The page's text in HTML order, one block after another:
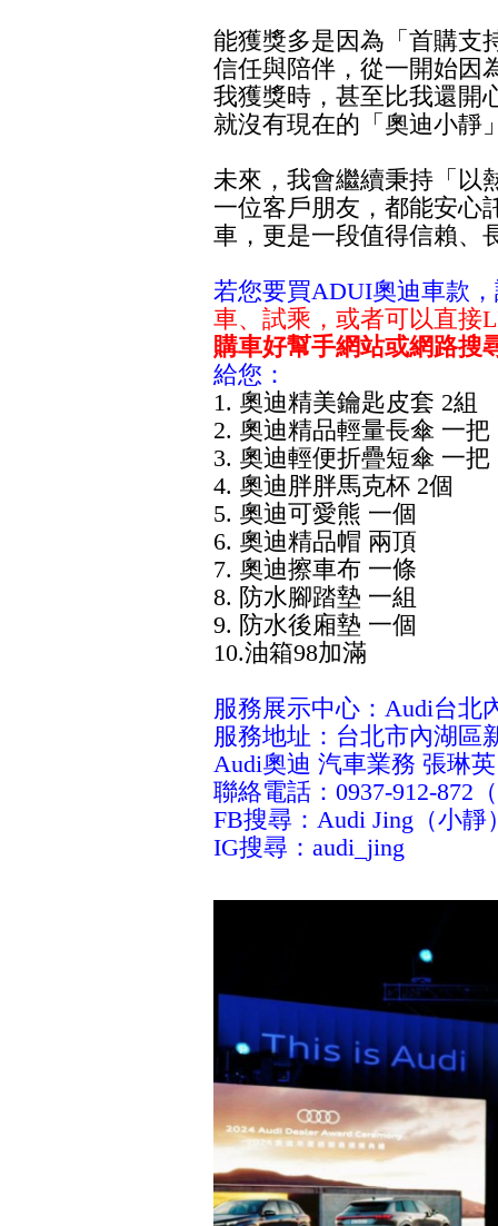
能獲獎多是因為「首購支
信任與陪伴，從一開始因
我獲獎時，甚至比我還開
就沒有現在的「奧迪小靜
未來，我會繼續秉持「以
一位客戶朋友，都能安心
車，更是一段值得信賴、
若您要買ADUI奧迪車款
車、試乘，或者可以直接
購車好幫手網站或網路搜
給您：
1. 奧迪精美鑰匙皮套 2組
2. 奧迪精品輕量長傘 一把
3. 奧迪輕便折疊短傘 一把
4. 奧迪胖胖馬克杯 2個
5. 奧迪可愛熊 一個
6. 奧迪精品帽 兩頂
7. 奧迪擦車布 一條
8. 防水腳踏墊 一組
9. 防水後廂墊 一個
10.油箱98加滿
服務展示中心：Audi台北
服務地址：台北市內湖區
Audi奧迪 汽車業務 張琳英
聯絡電話：0937-912-872
FB搜尋：Audi Jing（小靜
IG搜尋：audi_jing